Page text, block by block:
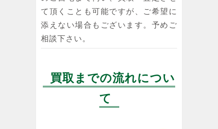
て頂くことも可能ですが、ご希望に
添えない場合もございます。予めご
相談下さい。
買取までの流れについ
て